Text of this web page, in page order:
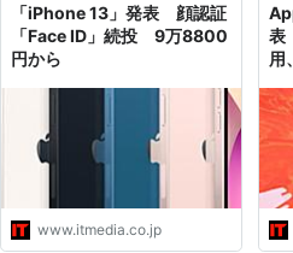
「iPhone 13」発表 顔認証
「Face ID」続投 9万8800
円から
www.itmedia.co.jp
表
用